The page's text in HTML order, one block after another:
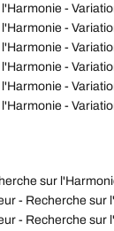
-
-
-
-
-
-
sur
- Recherche sur
- Recherche sur